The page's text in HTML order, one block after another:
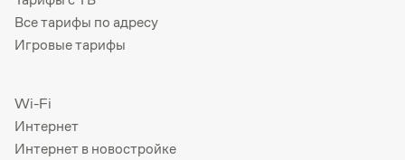
Все тарифы по адресу
Игровые тарифы
Wi-Fi
Интернет
Интернет в новостройке